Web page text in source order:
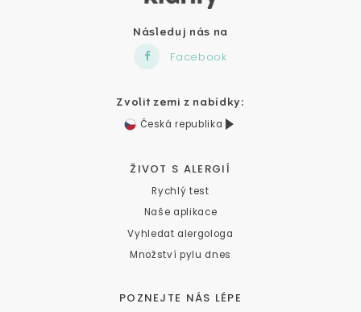
Následuj nás na
Facebook
Zvolit zemi z nabídky:
Česká republika
ŽIVOT S ALERGIÍ
Rychlý test
Naše aplikace
Vyhledat alergologa
Množství pylu dnes
POZNEJTE NÁS LÉPE